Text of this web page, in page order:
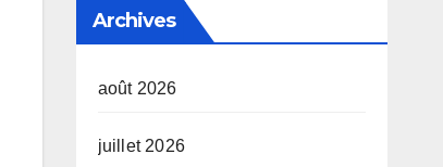
Archives
août 2026
juillet 2026